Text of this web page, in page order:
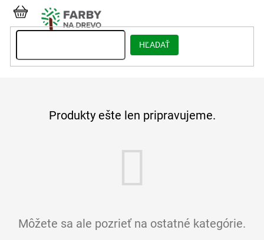
Prejsť
obsah
HĽADAŤ
NÁKUPNÝ
Produkty ešte len pripravujeme.
Môžete sa ale pozrieť na ostatné kategórie.